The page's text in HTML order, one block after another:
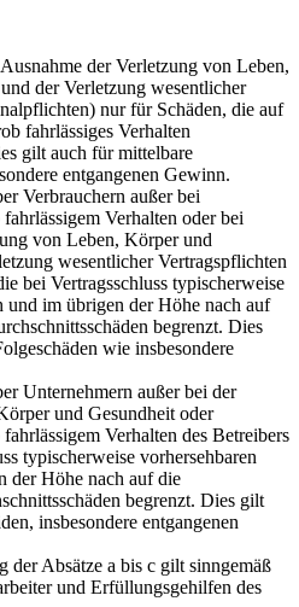
der Verletzung von Leben,
der Verletzung wesentlicher
nur für Schäden, die auf
fahrlässiges Verhalten
gilt auch für mittelbare
entgangenen Gewinn.
Verbrauchern außer bei
Verhalten oder bei
von Leben, Körper und
wesentlicher Vertragspflichten
bei Vertragsschluss typischerweise
und im übrigen der Höhe nach auf
begrenzt. Dies
wie insbesondere
Unternehmern außer bei der
und Gesundheit oder
Verhalten des Betreibers
typischerweise vorhersehbaren
der Höhe nach auf die
begrenzt. Dies gilt
insbesondere entgangenen
der Absätze a bis c gilt sinngemäß
und Erfüllungsgehilfen des